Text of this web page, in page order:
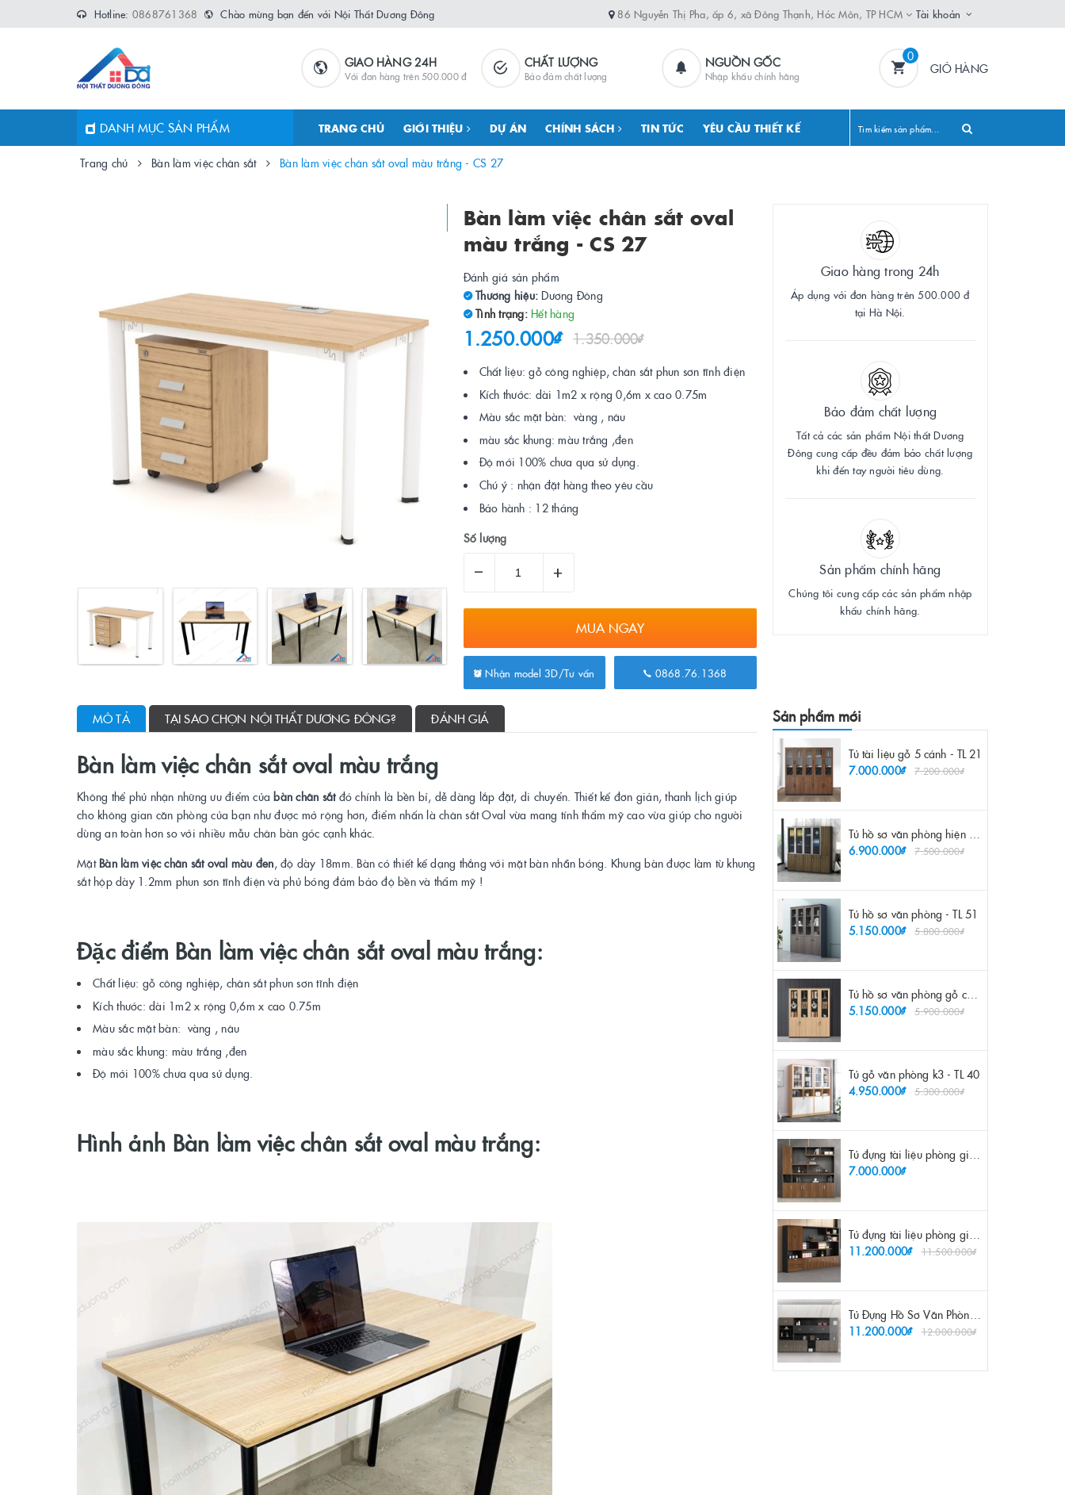
Hotline: 0868761368 Chào mừng bạn đến với Nội Thất Dương Đông 86 Nguyễn Thị Pha, ấp 6, xã Đông Thạnh, Hóc Môn, TP HCM Tài khoản
GIAO HÀNG 24H
Với đơn hàng trên 500.000 đ
CHẤT LƯỢNG
Bảo đảm chất lượng
NGUỒN GỐC
Nhập khẩu chính hãng
0
GIỎ HÀNG
DANH MỤC SẢN PHẨM TRANG CHỦ GIỚI THIỆU DỰ ÁN CHÍNH SÁCH TIN TỨC YÊU CẦU THIẾT KẾ
Trang chủ Bàn làm việc chân sắt Bàn làm việc chân sắt oval màu trắng - CS 27
Bàn làm việc chân sắt oval
màu trắng - CS 27
Đánh giá sản phẩm
Thương hiệu: Dương Đông
Tình trạng: Hết hàng
1.250.000₫ 1.350.000₫
Chất liệu: gỗ công nghiệp, chân sắt phun sơn tĩnh điện
Kích thước: dài 1m2 x rộng 0,6m x cao 0.75m
Màu sắc mặt bàn: vàng , nâu
màu sắc khung: màu trắng ,đen
Độ mới 100% chưa qua sử dụng.
Chú ý : nhận đặt hàng theo yêu cầu
Bảo hành : 12 tháng
Số lượng
– +
MUA NGAY
Nhận model 3D/Tư vấn 0868.76.1368
Giao hàng trong 24h
Áp dụng với đơn hàng trên 500.000 đ
tại Hà Nội.
Bảo đảm chất lượng
Tất cả các sản phẩm Nội thất Dương
Đông cung cấp đều đảm bảo chất lượng
khi đến tay người tiêu dùng.
Sản phẩm chính hãng
Chúng tôi cung cấp các sản phẩm nhập
khẩu chính hãng.
MÔ TẢ TẠI SAO CHỌN NỘI THẤT DƯƠNG ĐÔNG? ĐÁNH GIÁ
Bàn làm việc chân sắt oval màu trắng
Không thể phủ nhận những ưu điểm củabàn chân sắt đó chính là bền bỉ, dễ dàng lắp đặt, di chuyển. Thiết kế đơn giản, thanh lịch giúp
cho không gian căn phòng của bạn như được mở rộng hơn, điểm nhấn là chân sắt Oval vừa mang tính thẩm mỹ cao vừa giúp cho người
dùng an toàn hơn so với nhiều mẫu chân bàn góc cạnh khác.
Mặt Bàn làm việc chân sắt oval màu đen, độ dày 18mm. Bàn có thiết kế dạng thẳng với mặt bàn nhẵn bóng. Khung bàn được làm từ khung
sắt hộp dày 1.2mm phun sơn tĩnh điện và phủ bóng đảm bảo độ bền và thẩm mỹ !
Đặc điểm Bàn làm việc chân sắt oval màu trắng:
Chất liệu: gỗ công nghiệp, chân sắt phun sơn tĩnh điện
Kích thước: dài 1m2 x rộng 0,6m x cao 0.75m
Màu sắc mặt bàn: vàng , nâu
màu sắc khung: màu trắng ,đen
Độ mới 100% chưa qua sử dụng.
Hình ảnh Bàn làm việc chân sắt oval màu trắng:
Sản phẩm mới
Tủ tài liệu gỗ 5 cánh - TL 21
7.000.000₫
7.200.000₫
6.900.000₫
7.500.000₫
Tủ hồ sơ văn phòng - TL 51
5.150.000₫
5.800.000₫
Tủ hồ sơ văn phòng gỗ công nghiệp - TL 52
5.150.000₫
5.900.000₫
Tủ gỗ văn phòng k3 - TL 40
4.950.000₫
5.300.000₫
7.000.000₫
11.200.000₫
11.500.000₫
11.200.000₫
12.000.000₫